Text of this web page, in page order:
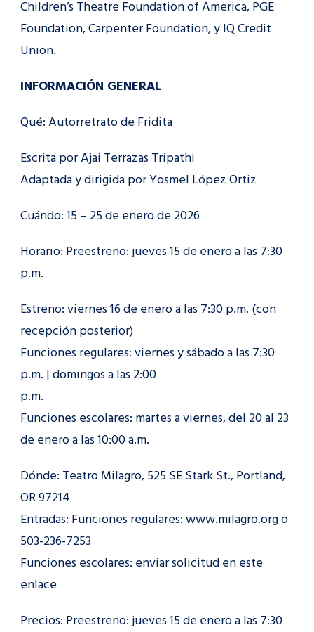
Children’s Theatre Foundation of America, PGE
Foundation, Carpenter Foundation, y IQ Credit
Union.
INFORMACIÓN GENERAL
Qué: Autorretrato de Fridita
Escrita por Ajai Terrazas Tripathi
Adaptada y dirigida por Yosmel López Ortiz
Cuándo: 15 – 25 de enero de 2026
Horario: Preestreno: jueves 15 de enero a las 7:30
p.m.
Estreno: viernes 16 de enero a las 7:30 p.m. (con
recepción posterior)
Funciones regulares: viernes y sábado a las 7:30
p.m. | domingos a las 2:00
p.m.
Funciones escolares: martes a viernes, del 20 al 23
de enero a las 10:00 a.m.
Dónde: Teatro Milagro, 525 SE Stark St., Portland,
OR 97214
Entradas: Funciones regulares: www.milagro.org o
503-236-7253
Funciones escolares: enviar solicitud en este
enlace
Precios: Preestreno: jueves 15 de enero a las 7:30